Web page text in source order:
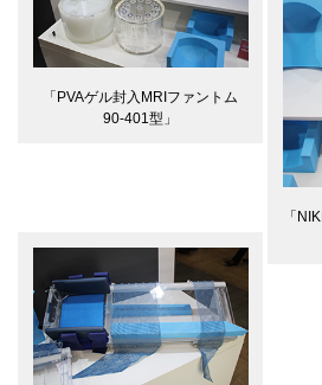
「PVAゲル封入MRIファントム
90-401型」
「